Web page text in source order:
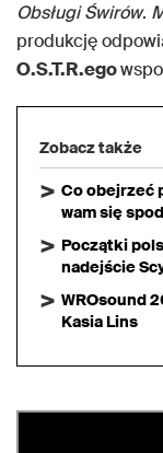
Obsługi Świrów.
produkcję
O.S.T.R.ego
Zobacz także
Co obejrzeć
wam się
Początki
nadejście
WROsound
Kasia Lins